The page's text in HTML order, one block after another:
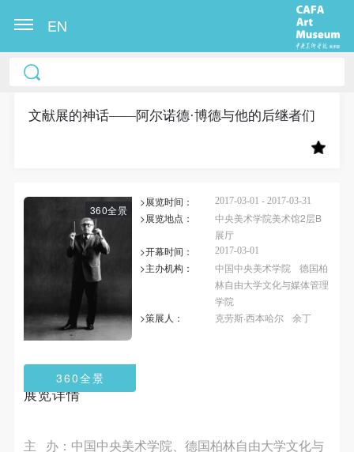
EN
文献展的神话——阿尔诺德·博德与他的后继者们
360全景
360全景
>展览时间： 2017-03-01 - 2017-03-31
>展览地点：
中央美术学院美术馆2层B
展厅
>开幕时间：
2017-03-01
>主办机构： 中国中央美术学院
德国柏
林自由大学文化与媒体管理
学院
>策展人：
克劳斯·西本哈尔 余丁
展览详情
主 办：中国中央美术学院、德国柏林自由大学文化与
中央美术学院美术馆出版授权协议书
称“CAFAM”），愿意将本人参与中央美术学院美术馆
动）的涉及本人的图像、照片、文字、著作、活动成
作发表、出版。中央美术学院可以以电子、网络及其
它数字媒体形式公开出版，并同意编入《中国知识资
源总库》《中央美术学院资料库》《中央美术学院美
术馆资料库》等相关资料、文献、档案机构和平台，
在中央美术学院中使用和在互联网上传播，同意按相
关“章程”规定享受相关权益。
中央美术学院美术馆活动安全免责协议书
本次活动公平公正、自愿参加与退出、风险与责任自
负的原则。但活动有风险，参加者应有必要的风险意
第二条
中央美术学院美术馆出版授权协议书
称“CAFAM”），愿意将本人参与中央美术学院美术馆
动）的涉及本人的图像、照片、文字、著作、活动成
作发表、出版。中央美术学院可以以电子、网络及其
它数字媒体形式公开出版，并同意编入《中国知识资
源总库》《中央美术学院资料库》《中央美术学院美
术馆资料库》等相关资料、文献、档案机构和平台，
在中央美术学院中使用和在互联网上传播，同意按相
关“章程”规定享受相关权益。
中央美术学院美术馆活动安全免责协议书
本次活动公平公正、自愿参加与退出、风险与责任自
负的原则。但活动有风险，参加者应有必要的风险意
第二条
中央美术学院美术馆出版授权协议书
称“CAFAM”），愿意将本人参与中央美术学院美术馆
动）的涉及本人的图像、照片、文字、著作、活动成
作发表、出版。中央美术学院可以以电子、网络及其
它数字媒体形式公开出版，并同意编入《中国知识资
源总库》《中央美术学院资料库》《中央美术学院美
术馆资料库》等相关资料、文献、档案机构和平台，
在中央美术学院中使用和在互联网上传播，同意按相
关“章程”规定享受相关权益。
中央美术学院美术馆活动安全免责协议书
本次活动公平公正、自愿参加与退出、风险与责任自
负的原则。但活动有风险，参加者应有必要的风险意
第二条